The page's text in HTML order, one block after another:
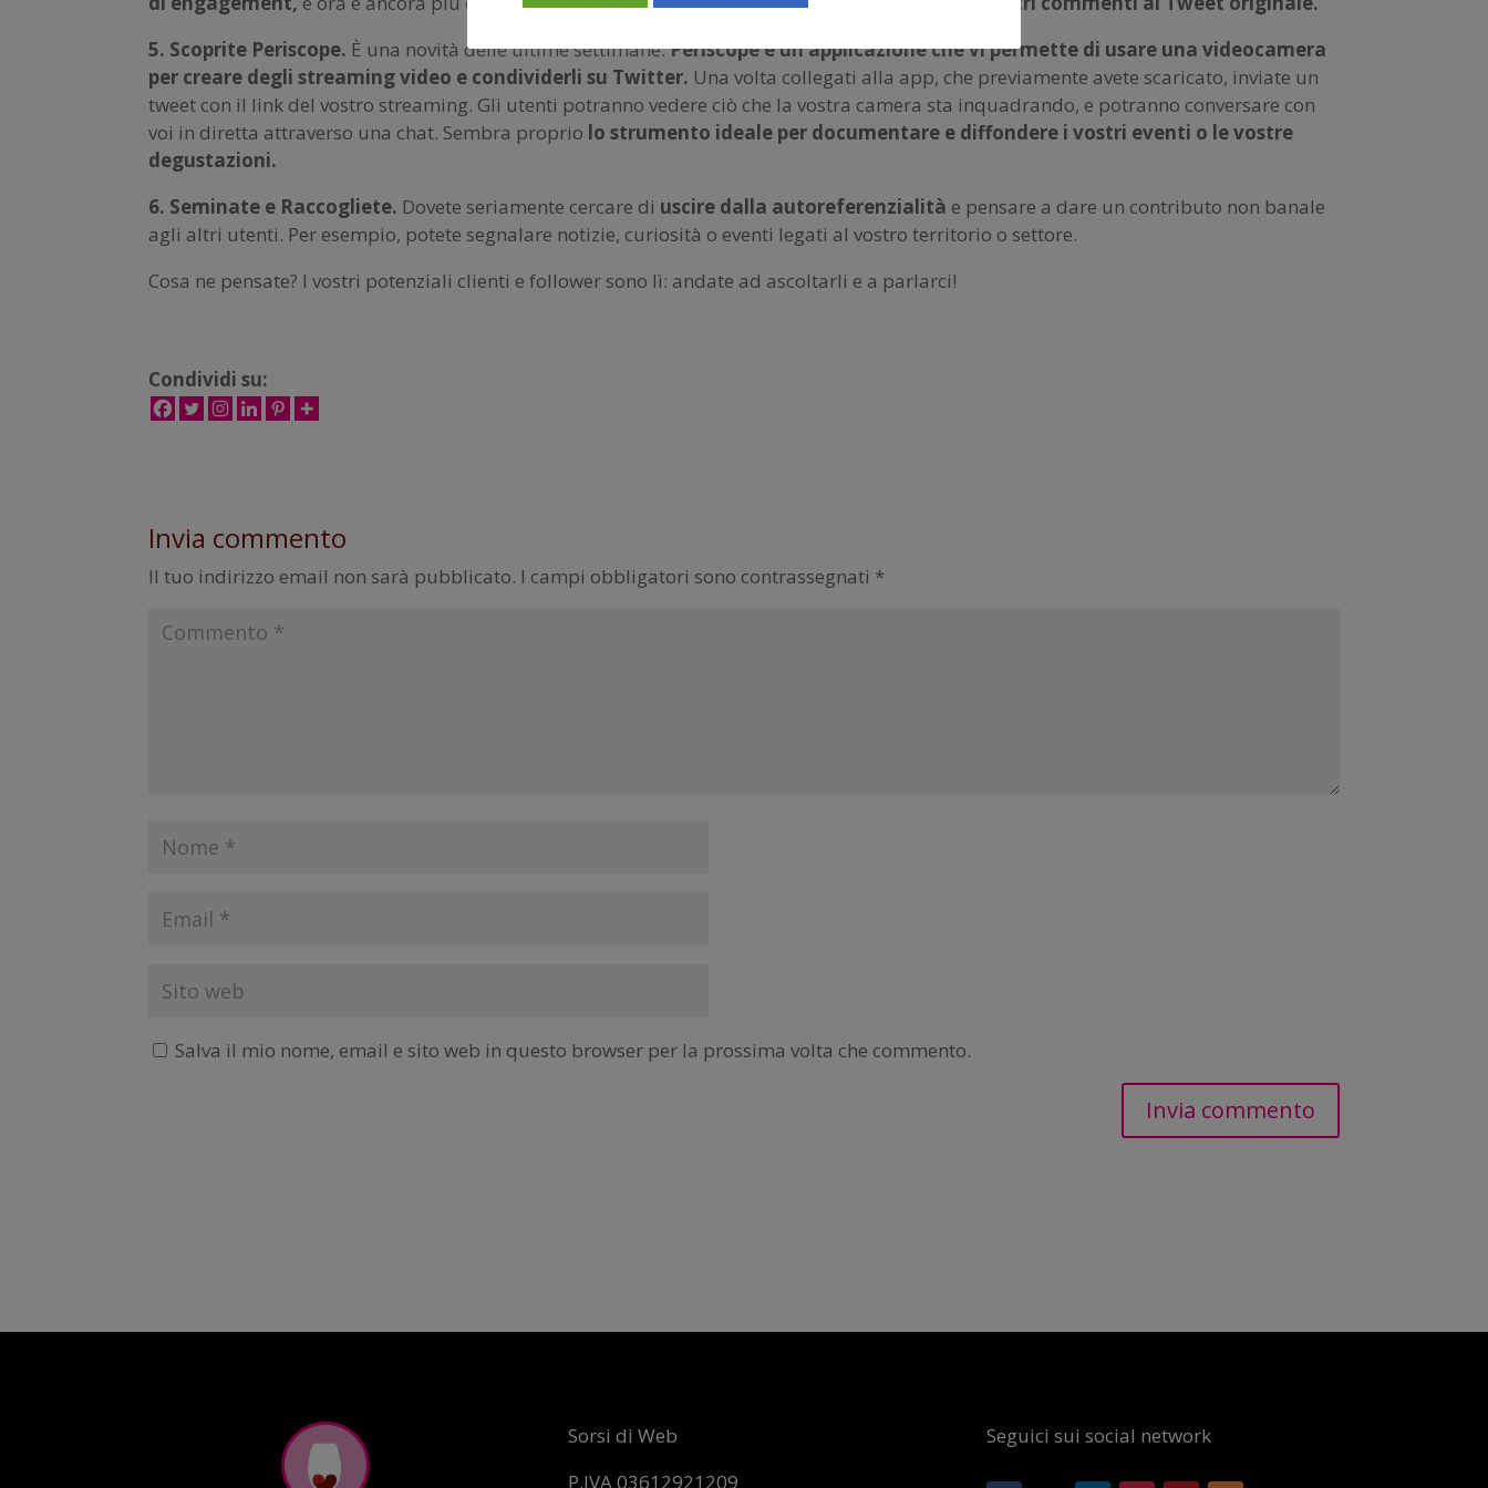
5. Scoprite Periscope. È una novità delle ultime settimane.Periscope è un’applicazione che vi permette di usare una videocamera
per creare degli streaming video e condividerli su Twitter. Una volta collegati alla app, che previamente avete scaricato, inviate un
tweet con il link del vostro streaming. Gli utenti potranno vedere ciò che la vostra camera sta inquadrando, e potranno conversare con
voi in diretta attraverso una chat. Sembra proprio lo strumento ideale per documentare e diffondere i vostri eventi o le vostre
degustazioni.
6. Seminate e Raccogliete. Dovete seriamente cercare di uscire dalla autoreferenzialità e pensare a dare un contributo non banale
agli altri utenti. Per esempio, potete segnalare notizie, curiosità o eventi legati al vostro territorio o settore.
Cosa ne pensate? I vostri potenziali clienti e follower sono lì: andate ad ascoltarli e a parlarci!
Condividi su:
Invia commento
Il tuo indirizzo email non sarà pubblicato. I campi obbligatori sono contrassegnati *
Salva il mio nome, email e sito web in questo browser per la prossima volta che commento.
Sorsi di Web
P.IVA 03612921209
Seguici sui social network